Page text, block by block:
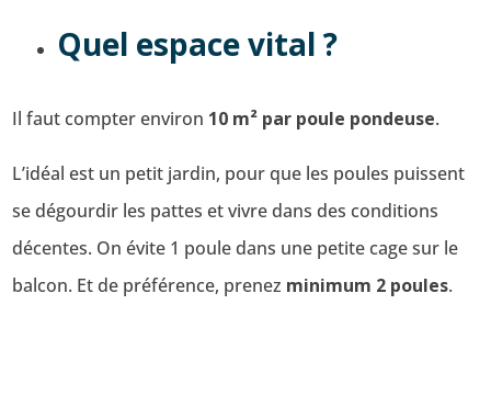
Quel espace vital ?
Il faut compter environ 10 m² par poule pondeuse.
L’idéal est un petit jardin, pour que les poules puissent
se dégourdir les pattes et vivre dans des conditions
décentes. On évite 1 poule dans une petite cage sur le
balcon. Et de préférence, prenez minimum 2 poules.